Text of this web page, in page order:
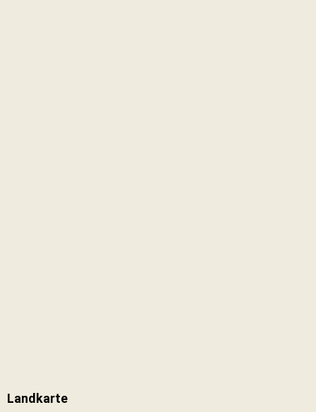
Landkarte